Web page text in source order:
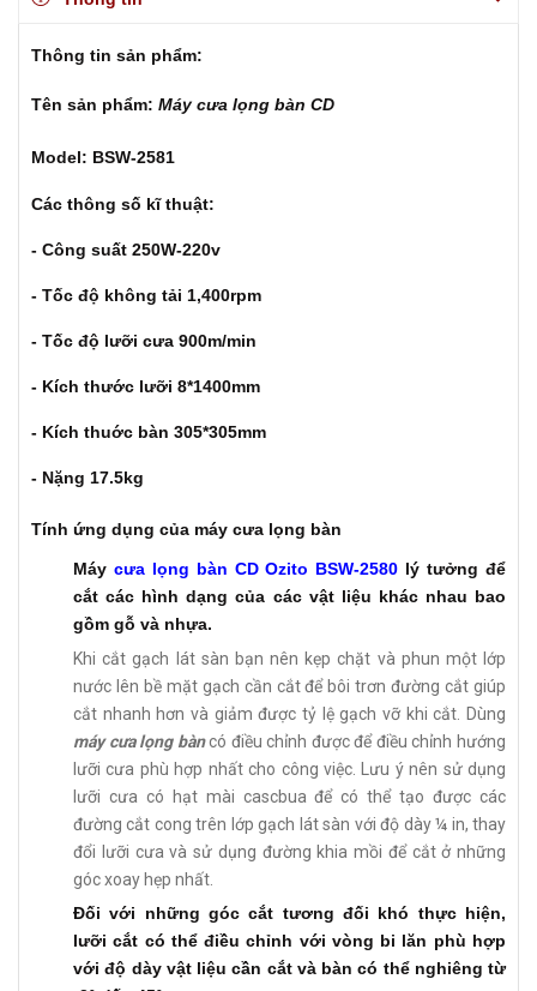
Thông tin sản phẩm:
Tên sản phẩm: Máy cưa lọng bàn CD
Model: BSW-2581
Các thông số kĩ thuật:
- Công suất 250W-220v
- Tốc độ không tải 1,400rpm
- Tốc độ lưỡi cưa 900m/min
- Kích thước lưỡi 8*1400mm
- Kích thuớc bàn 305*305mm
- Nặng 17.5kg
Tính ứng dụng của máy cưa lọng bàn
Máy cưa lọng bàn CD Ozito BSW-2580 lý tưởng để
cắt các hình dạng của các vật liệu khác nhau bao
gồm gỗ và nhựa.
Khi cắt gạch lát sàn bạn nên kẹp chặt và phun một lớp
nước lên bề mặt gạch cần cắt để bôi trơn đường cắt giúp
cắt nhanh hơn và giảm được tỷ lệ gạch vỡ khi cắt. Dùng
máy cưa lọng bàncó điều chỉnh được để điều chỉnh hướng
lưỡi cưa phù hợp nhất cho công việc. Lưu ý nên sử dụng
lưỡi cưa có hạt mài cascbua để có thể tạo được các
đường cắt cong trên lớp gạch lát sàn với độ dày ¼ in, thay
đổi lưỡi cưa và sử dụng đường khia mồi để cắt ở những
góc xoay hẹp nhất.
Đối với những góc cắt tương đối khó thực hiện,
lưỡi cắt có thể điều chỉnh với vòng bi lăn phù hợp
với độ dày vật liệu cần cắt và bàn có thể nghiêng từ